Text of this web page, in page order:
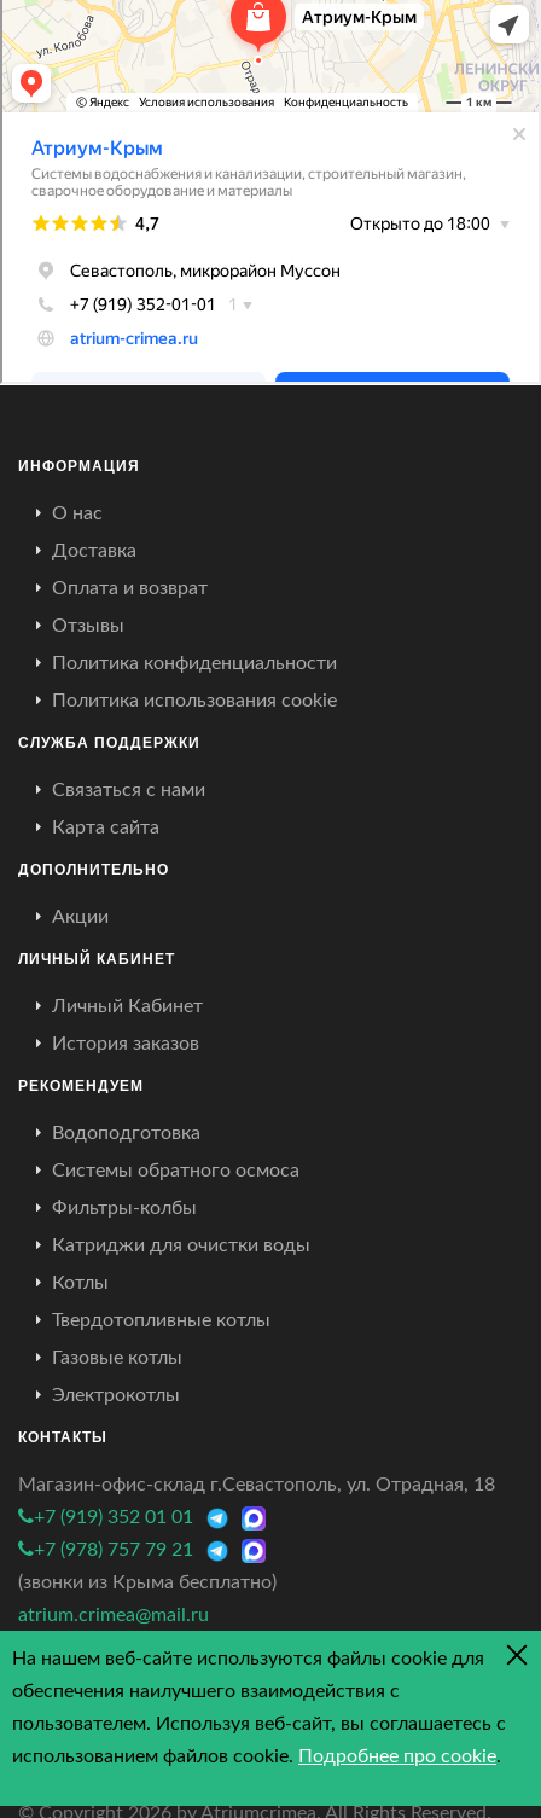
ИНФОРМАЦИЯ
О нас
Доставка
Оплата и возврат
Отзывы
Политика конфиденциальности
Политика использования cookie
СЛУЖБА ПОДДЕРЖКИ
Связаться с нами
Карта сайта
ДОПОЛНИТЕЛЬНО
Акции
ЛИЧНЫЙ КАБИНЕТ
Личный Кабинет
История заказов
РЕКОМЕНДУЕМ
Водоподготовка
Системы обратного осмоса
Фильтры-колбы
Катриджи для очистки воды
Котлы
Твердотопливные котлы
Газовые котлы
Электрокотлы
КОНТАКТЫ
Магазин-офис-склад г.Севастополь, ул. Отрадная, 18
+7 (919) 352 01 01
+7 (978) 757 79 21
(звонки из Крыма бесплатно)
atrium.crimea@mail.ru
4.7/5 - 3 отзыва
© Copyright2026 by Atriumcrimea. All Rights Reserved.
На нашем веб-сайте используются файлы cookie для
обеспечения наилучшего взаимодействия с
пользователем. Используя веб-сайт, вы соглашаетесь с
использованием файлов cookie. Подробнее про cookie.